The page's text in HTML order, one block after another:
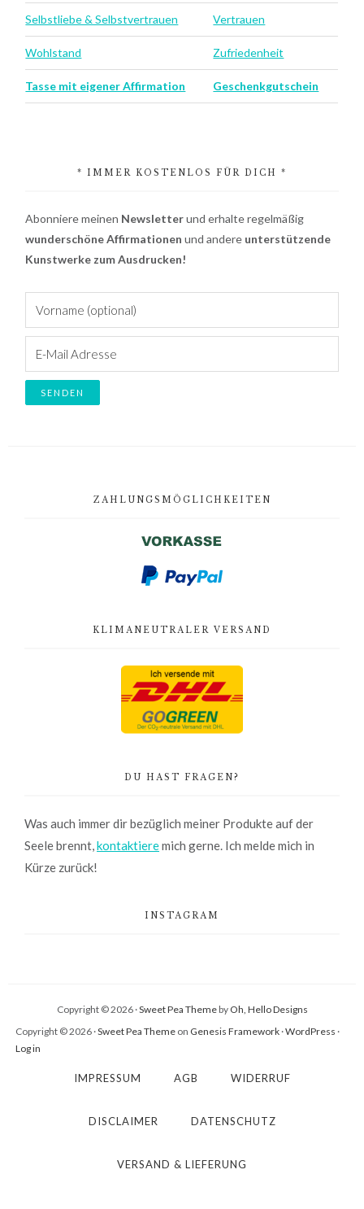
Selbstliebe & Selbstvertrauen Vertrauen
Wohlstand Zufriedenheit
Tasse mit eigener Affirmation Geschenkgutschein
* IMMER KOSTENLOS FÜR DICH *
Abonniere meinen Newsletterund erhalte regelmäßig
wunderschöne Affirmationen und andere unterstützende
Kunstwerke zum Ausdrucken!
ZAHLUNGSMÖGLICHKEITEN
KLIMANEUTRALER VERSAND
DU HAST FRAGEN?
Was auch immer dir bezüglich meiner Produkte auf der
Seele brennt,kontaktieremich gerne. Ich melde mich in
Kürze zurück!
INSTAGRAM
Copyright © 2026 ·Sweet Pea Themeby Oh, Hello Designs
Copyright © 2026 ·Sweet Pea Themeon Genesis Framework·WordPress ·
Log in
IMPRESSUM AGB WIDERRUF
DISCLAIMER DATENSCHUTZ
VERSAND & LIEFERUNG